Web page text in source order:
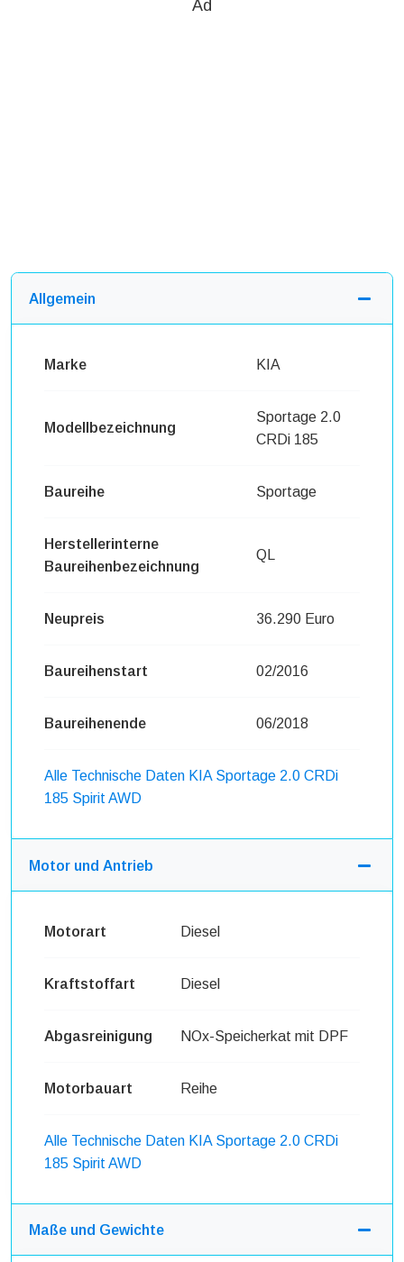
Ad
Allgemein
Marke KIA
Modellbezeichnung
Sportage 2.0
CRDi 185
Baureihe Sportage
Herstellerinterne
Baureihenbezeichnung
QL
Neupreis 36.290 Euro
Baureihenstart 02/2016
Baureihenende 06/2018
Alle Technische Daten KIA Sportage 2.0 CRDi
185 Spirit AWD
Motor und Antrieb
Motorart Diesel
Kraftstoffart Diesel
Abgasreinigung NOx-Speicherkat mit DPF
Motorbauart Reihe
Alle Technische Daten KIA Sportage 2.0 CRDi
185 Spirit AWD
Maße und Gewichte